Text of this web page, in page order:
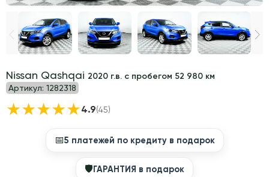
Nissan Qashqai 2020 г.в. с пробегом 52 980 км
Артикул: 1282318
★★★★★4.9(45)
📅5 платежей по кредиту в подарок
🛡ГАРАНТИЯ в подарок